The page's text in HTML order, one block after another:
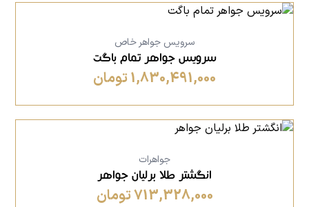
سرویس جواهر خاص
سرویس جواهر تمام باگت
1,830,491,000 تومان
جواهرات
انگشتر طلا برلیان جواهر
713,328,000 تومان